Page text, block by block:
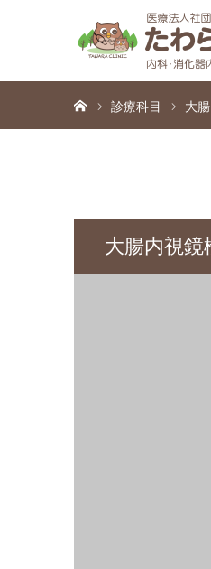
診療科目 大
大腸内視鏡